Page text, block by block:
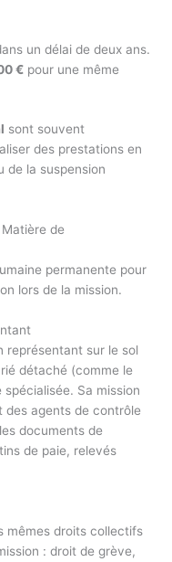
un délai de deux ans.
€ pour une même
sont souvent
des prestations en
de la suspension
de
permanente pour
lors de la mission.
représentant sur le sol
détaché (comme le
Sa mission
agents de contrôle
documents de
de paie, relevés
mêmes droits collectifs
: droit de grève,